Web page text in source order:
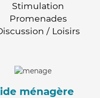
Stimulation
Promenades
/ Loisirs
ménagère